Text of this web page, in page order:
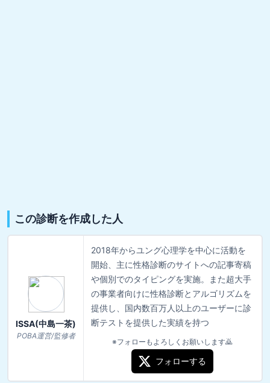
この診断を作成した人
ISSA(中島一茶)
POBA運営/監修者
2018年からユング心理学を中心に活動を
開始、主に性格診断のサイトへの記事寄稿
や個別でのタイピングを実施。また超大手
の事業者向けに性格診断とアルゴリズムを
提供し、国内数百万人以上のユーザーに診
断テストを提供した実績を持つ
※フォローもよろしくお願いします🙇
フォローする